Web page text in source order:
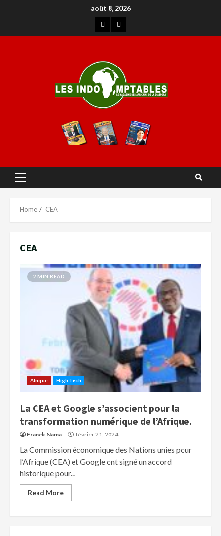
août 8, 2026
Home CEA
CEA
2 MIN READ
Afrique High Tech
La CEA et Google s’associent pour la
transformation numérique de l’Afrique.
Franck Nama février 21, 2024
La Commission économique des Nations unies pour
l’Afrique (CEA) et Google ont signé un accord
historique pour...
Read More